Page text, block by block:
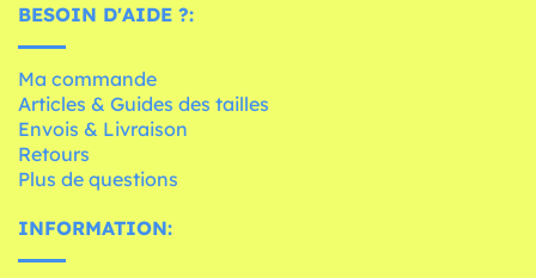
BESOIN D'AIDE ?:
Ma commande
Articles & Guides des tailles
Envois & Livraison
Retours
Plus de questions
INFORMATION: